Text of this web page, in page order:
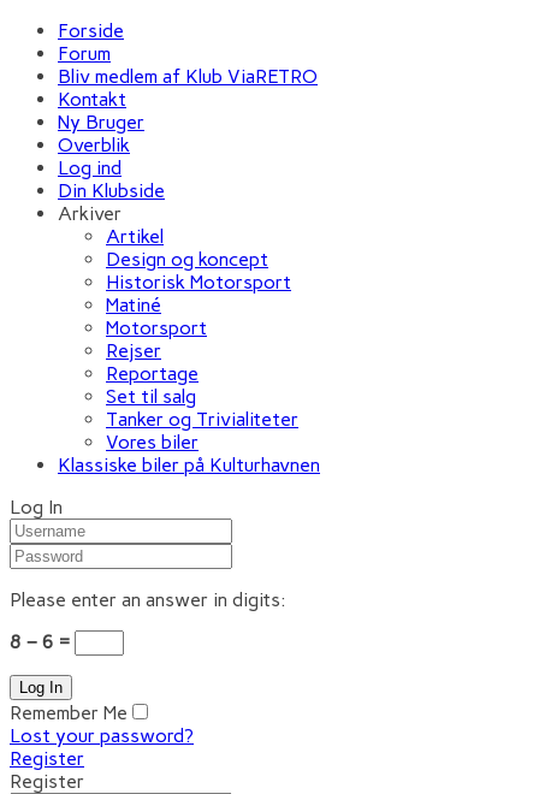
Forside
Forum
Bliv medlem af Klub ViaRETRO
Kontakt
Ny Bruger
Overblik
Log ind
Din Klubside
Arkiver
Artikel
Design og koncept
Historisk Motorsport
Matiné
Motorsport
Rejser
Reportage
Set til salg
Tanker og Trivialiteter
Vores biler
Klassiske biler på Kulturhavnen
Log In
Please enter an answer in digits:
8 − 6 =
Remember Me
Lost your password?
Register
Register